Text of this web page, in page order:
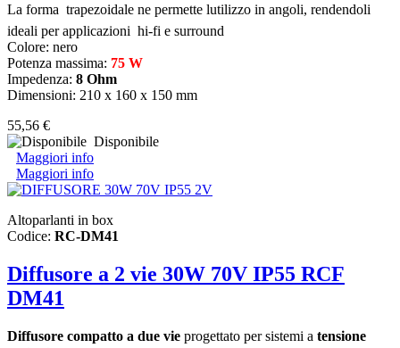
La forma trapezoidale ne permette lutilizzo in angoli, rendendoli
ideali per applicazioni hi-fi e surround
Colore: nero
Potenza massima: 75 W
Impedenza: 8 Ohm
Dimensioni: 210 x 160 x 150 mm
55,56 €
Disponibile
Maggiori info
Maggiori info
Altoparlanti in box
Codice: RC-DM41
Diffusore a 2 vie 30W 70V IP55 RCF
DM41
Diffusore compatto a due vie progettato per sistemi a tensione